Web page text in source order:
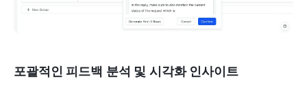
포괄적인 피드백 분석 및 시각화 인사이트